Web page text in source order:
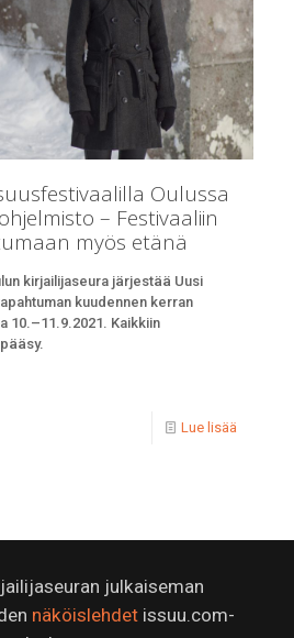
Oulussa
– Festivaaliin
myös etänä
kirjailijaseura järjestää Uusi
kuudennen kerran
10.–11.9.2021. Kaikkiin
Lue lisää
julkaiseman
näköislehdetissuu.com-